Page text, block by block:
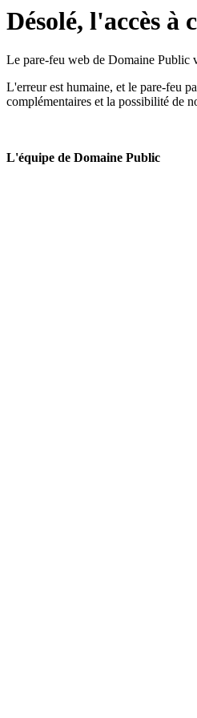
Désolé, l'accès à
Le pare-feu web de Domaine Public
L'erreur est humaine, et le pare-feu
complémentaires et la possibilité de
L'équipe de Domaine Public